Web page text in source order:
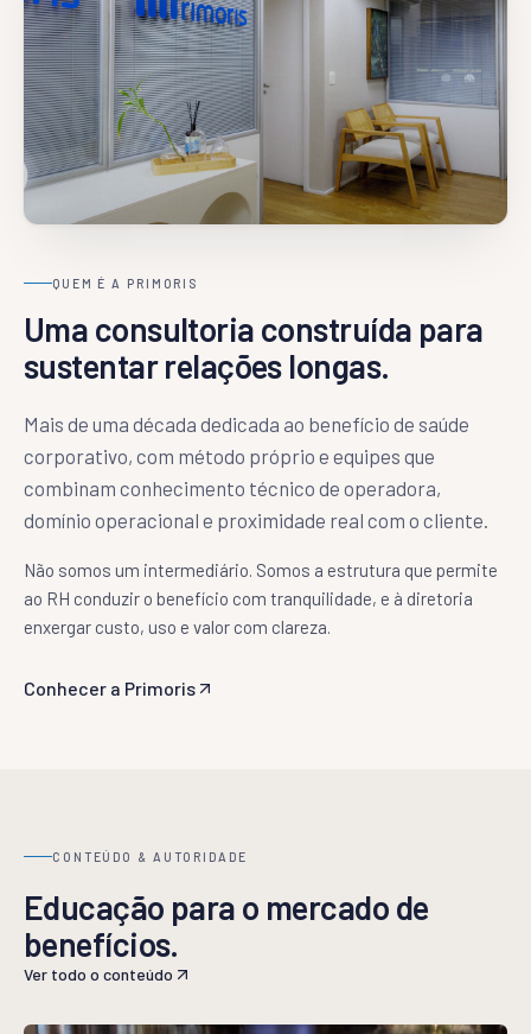
QUEM É A PRIMORIS
Uma consultoria construída para
sustentar relações longas.
Mais de uma década dedicada ao benefício de saúde
corporativo, com método próprio e equipes que
combinam conhecimento técnico de operadora,
domínio operacional e proximidade real com o cliente.
Não somos um intermediário. Somos a estrutura que permite
ao RH conduzir o benefício com tranquilidade, e à diretoria
enxergar custo, uso e valor com clareza.
Conhecer a Primoris
CONTEÚDO & AUTORIDADE
Educação para o mercado de
benefícios.
Ver todo o conteúdo